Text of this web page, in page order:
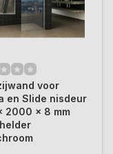
voor
en Slide nisdeur
2000 x 8 mm